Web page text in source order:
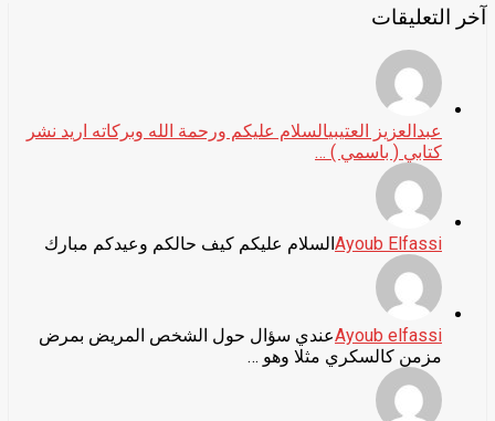
آخر التعليقات
عبدالعزيز العتيبيالسلام عليكم ورحمة الله وبركاته اريد نشر
كتابي ( باسمي ) …
Ayoub Elfassi السلام عليكم كيف حالكم وعيدكم مبارك
Ayoub elfassiعندي سؤال حول الشخص المريض بمرض
مزمن كالسكري مثلا وهو …